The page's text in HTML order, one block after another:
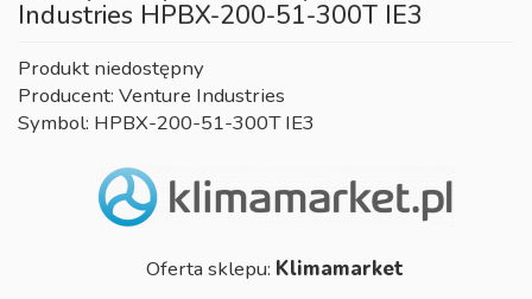
Industries HPBX-200-51-300T IE3
Produkt niedostępny
Producent: Venture Industries
Symbol: HPBX-200-51-300T IE3
Oferta sklepu: Klimamarket